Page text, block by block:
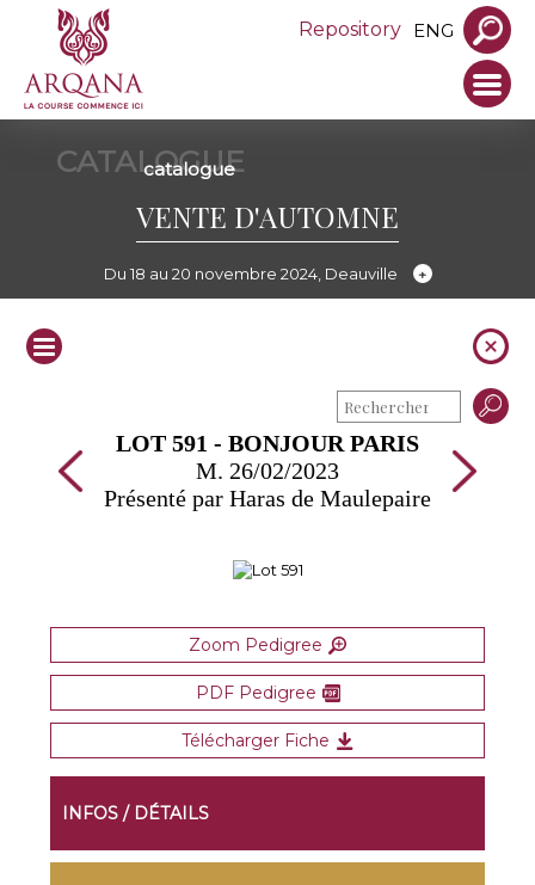
Repository ENG
CATALOGUE
catalogue
VENTE D'AUTOMNE
Du 18 au 20 novembre 2024, Deauville
LOT 591 - BONJOUR PARIS
M. 26/02/2023
Présenté par Haras de Maulepaire
Zoom Pedigree
PDF Pedigree
Télécharger Fiche
INFOS / DÉTAILS